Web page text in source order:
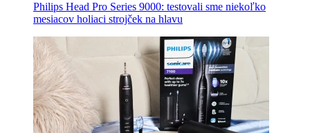
Philips Head Pro Series 9000: testovali sme niekoľko
mesiacov holiaci strojček na hlavu